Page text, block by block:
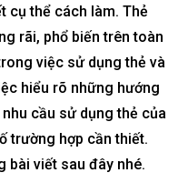
cụ thể cách làm. Thẻ
rãi, phổ biến trên toàn
việc sử dụng thẻ và
hiểu rõ những hướng
cầu sử dụng thẻ của
trường hợp cần thiết.
bài viết sau đây nhé.